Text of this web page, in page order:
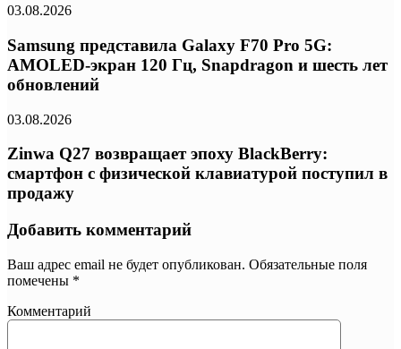
03.08.2026
Samsung представила Galaxy F70 Pro 5G:
AMOLED-экран 120 Гц, Snapdragon и шесть лет
обновлений
03.08.2026
Zinwa Q27 возвращает эпоху BlackBerry:
смартфон с физической клавиатурой поступил в
продажу
Добавить комментарий
Ваш адрес email не будет опубликован. Обязательные поля
помечены *
Комментарий